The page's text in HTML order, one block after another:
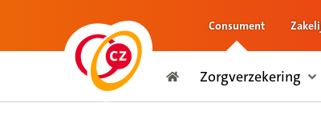
de inhoud
Consument
Consument
Zorgverzekering